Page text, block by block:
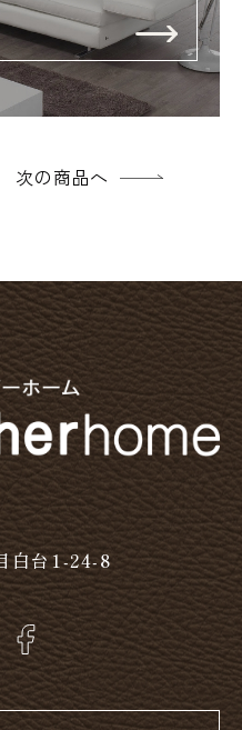
次の商品へ
白台1-24-8